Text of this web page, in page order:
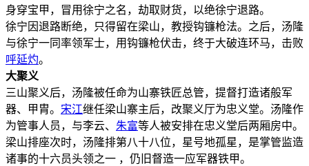
身穿宝甲，冒用徐宁之名，劫取财货，以绝徐宁退路。
徐宁因退路断绝，只得留在梁山，教授钩镰枪法。之后，汤隆
与徐宁一同率领军士，用钩镰枪伏击，终于大破连环马，击败
呼延灼。
大聚义
三山聚义后，汤隆被任命为山寨铁匠总管，提督打造诸般军
器、甲胄。 宋江继任梁山寨主后，改聚义厅为忠义堂。汤隆作
为管事人员，与李云、 朱富等人被安排在忠义堂后两厢房中。
梁山排座次时，汤隆排第八十八位，星号地孤星，是掌管监造
诸事的十六员头领之一 ，仍旧督造一应军器铁甲。